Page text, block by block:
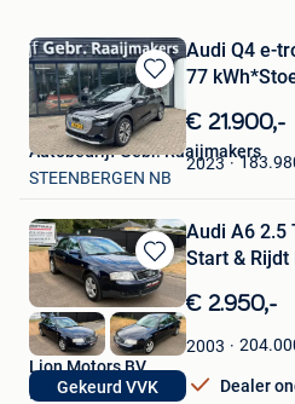
Bewaren
in
Mijn
Favorieten
Audi Q4 e-
77
€ 21.900,-
2023
Autobedrijf Gebr. Raaijmakers
STEENBERGEN NB
Bewaren
in
Mijn
Favorieten
Gekeurd VVK
Audi A6 2.5
Start & Rijdt
€ 2.950,-
2003
Dealer
Lion Motors BV
Heusden